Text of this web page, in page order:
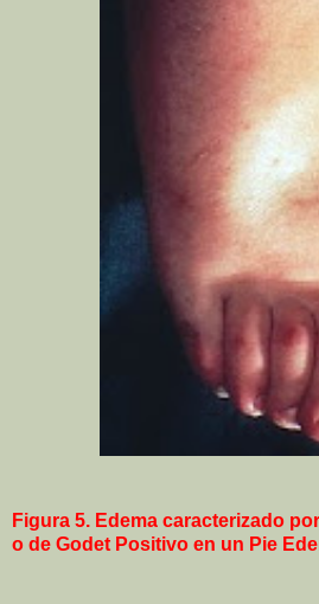
Figura 5. Edema caracterizado
o de Godet Positivo en un Pie